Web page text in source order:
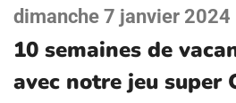
dimanche 7 janvier 2024
10 semaines de
avec notre jeu super